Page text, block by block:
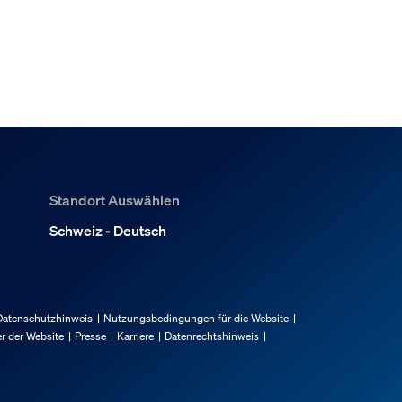
Standort Auswählen
Schweiz - Deutsch
Nutzungsbedingungen für die Website
der Website Presse Karriere
Datenrechtshinweis